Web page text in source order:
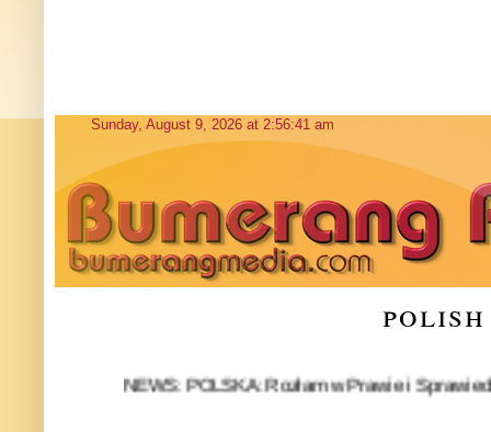
NEWS: POLSKA: Rozłam w Prawie i